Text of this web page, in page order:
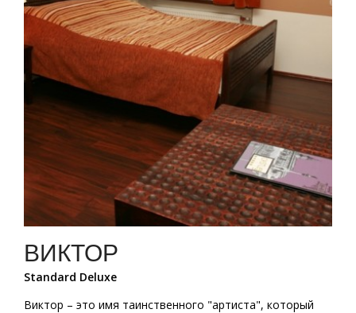
ВИКТОР
Standard Deluxe
Виктор – это имя таинственного "артиста", который